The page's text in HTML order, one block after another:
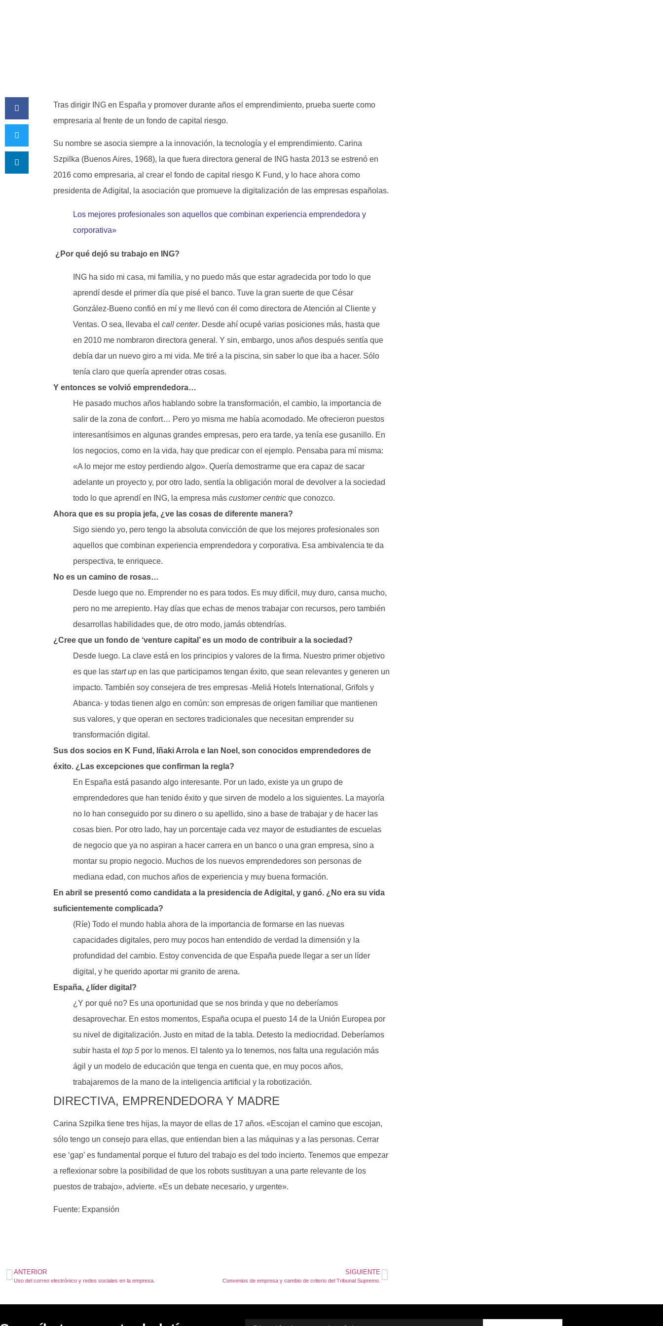
Tras dirigir ING en España y promover durante años el emprendimiento, prueba suerte como
empresaria al frente de un fondo de capital riesgo.
Su nombre se asocia siempre a la innovación, la tecnología y el emprendimiento. Carina
Szpilka (Buenos Aires, 1968), la que fuera directora general de ING hasta 2013 se estrenó en
2016 como empresaria, al crear el fondo de capital riesgo K Fund, y lo hace ahora como
presidenta de Adigital, la asociación que promueve la digitalización de las empresas españolas.
Los mejores profesionales son aquellos que combinan experiencia emprendedora y
corporativa»
¿Por qué dejó su trabajo en ING?
ING ha sido mi casa, mi familia, y no puedo más que estar agradecida por todo lo que
aprendí desde el primer día que pisé el banco. Tuve la gran suerte de que César
González-Bueno confió en mí y me llevó con él como directora de Atención al Cliente y
Ventas. O sea, llevaba el call center. Desde ahí ocupé varias posiciones más, hasta que
en 2010 me nombraron directora general. Y sin, embargo, unos años después sentía que
debía dar un nuevo giro a mi vida. Me tiré a la piscina, sin saber lo que iba a hacer. Sólo
tenía claro que quería aprender otras cosas.
Y entonces se volvió emprendedora…
He pasado muchos años hablando sobre la transformación, el cambio, la importancia de
salir de la zona de confort… Pero yo misma me había acomodado. Me ofrecieron puestos
interesantísimos en algunas grandes empresas, pero era tarde, ya tenía ese gusanillo. En
los negocios, como en la vida, hay que predicar con el ejemplo. Pensaba para mí misma:
«A lo mejor me estoy perdiendo algo». Quería demostrarme que era capaz de sacar
adelante un proyecto y, por otro lado, sentía la obligación moral de devolver a la sociedad
todo lo que aprendí en ING, la empresa más customer centric que conozco.
Ahora que es su propia jefa, ¿ve las cosas de diferente manera?
Sigo siendo yo, pero tengo la absoluta convicción de que los mejores profesionales son
aquellos que combinan experiencia emprendedora y corporativa. Esa ambivalencia te da
perspectiva, te enriquece.
No es un camino de rosas…
Desde luego que no. Emprender no es para todos. Es muy difícil, muy duro, cansa mucho,
pero no me arrepiento. Hay días que echas de menos trabajar con recursos, pero también
desarrollas habilidades que, de otro modo, jamás obtendrías.
¿Cree que un fondo de ‘venture capital’ es un modo de contribuir a la sociedad?
Desde luego. La clave está en los principios y valores de la firma. Nuestro primer objetivo
es que las start up en las que participamos tengan éxito, que sean relevantes y generen un
impacto. También soy consejera de tres empresas -Meliá Hotels International, Grifols y
Abanca- y todas tienen algo en común: son empresas de origen familiar que mantienen
sus valores, y que operan en sectores tradicionales que necesitan emprender su
transformación digital.
Sus dos socios en K Fund, Iñaki Arrola e Ian Noel, son conocidos emprendedores de
éxito. ¿Las excepciones que confirman la regla?
En España está pasando algo interesante. Por un lado, existe ya un grupo de
emprendedores que han tenido éxito y que sirven de modelo a los siguientes. La mayoría
no lo han conseguido por su dinero o su apellido, sino a base de trabajar y de hacer las
cosas bien. Por otro lado, hay un porcentaje cada vez mayor de estudiantes de escuelas
de negocio que ya no aspiran a hacer carrera en un banco o una gran empresa, sino a
montar su propio negocio. Muchos de los nuevos emprendedores son personas de
mediana edad, con muchos años de experiencia y muy buena formación.
En abril se presentó como candidata a la presidencia de Adigital, y ganó. ¿No era su vida
suficientemente complicada?
(Ríe) Todo el mundo habla ahora de la importancia de formarse en las nuevas
capacidades digitales, pero muy pocos han entendido de verdad la dimensión y la
profundidad del cambio. Estoy convencida de que España puede llegar a ser un líder
digital, y he querido aportar mi granito de arena.
España, ¿líder digital?
¿Y por qué no? Es una oportunidad que se nos brinda y que no deberíamos
desaprovechar. En estos momentos, España ocupa el puesto 14 de la Unión Europea por
su nivel de digitalización. Justo en mitad de la tabla. Detesto la mediocridad. Deberíamos
subir hasta el top 5 por lo menos. El talento ya lo tenemos, nos falta una regulación más
ágil y un modelo de educación que tenga en cuenta que, en muy pocos años,
trabajaremos de la mano de la inteligencia artificial y la robotización.
DIRECTIVA, EMPRENDEDORA Y MADRE
Carina Szpilka tiene tres hijas, la mayor de ellas de 17 años. «Escojan el camino que escojan,
sólo tengo un consejo para ellas, que entiendan bien a las máquinas y a las personas. Cerrar
ese ‘gap’ es fundamental porque el futuro del trabajo es del todo incierto. Tenemos que empezar
a reflexionar sobre la posibilidad de que los robots sustituyan a una parte relevante de los
puestos de trabajo», advierte. «Es un debate necesario, y urgente».
Fuente: Expansión
ANTERIOR
Uso del correo electrónico y redes sociales en la empresa.
SIGUIENTE
Convenios de empresa y cambio de criterio del Tribunal Supremo.